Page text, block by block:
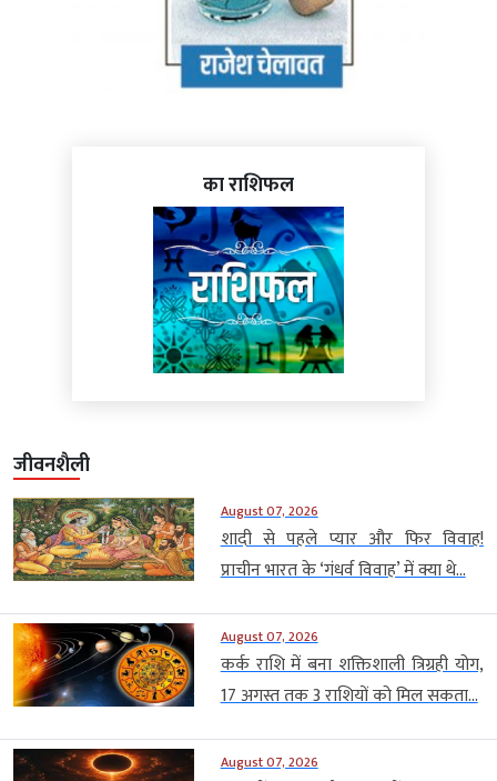
का राशिफल
जीवनशैली
August 07, 2026
शादी से पहले प्यार और फिर विवाह!
प्राचीन भारत के ‘गंधर्व विवाह’ में क्या थे...
August 07, 2026
कर्क राशि में बना शक्तिशाली त्रिग्रही योग,
17 अगस्त तक 3 राशियों को मिल सकता...
August 07, 2026